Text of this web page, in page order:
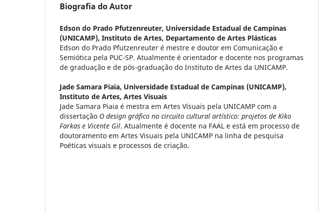
Biografia do Autor
Edson do Prado Pfutzenreuter, Universidade Estadual de Campinas
(UNICAMP), Instituto de Artes, Departamento de Artes Plásticas
Edson do Prado Pfutzenreuter é mestre e doutor em Comunicação e
Semiótica pela PUC-SP. Atualmente é orientador e docente nos programas
de graduação e de pós-graduação do Instituto de Artes da UNICAMP.
Jade Samara Piaia, Universidade Estadual de Campinas (UNICAMP),
Instituto de Artes, Artes Visuais
Jade Samara Piaia é mestra em Artes Visuais pela UNICAMP com a
dissertação O design gráfico no circuito cultural artístico: projetos de Kiko
Farkas e Vicente Gil. Atualmente é docente na FAAL e está em processo de
doutoramento em Artes Visuais pela UNICAMP na linha de pesquisa
Poéticas visuais e processos de criação.